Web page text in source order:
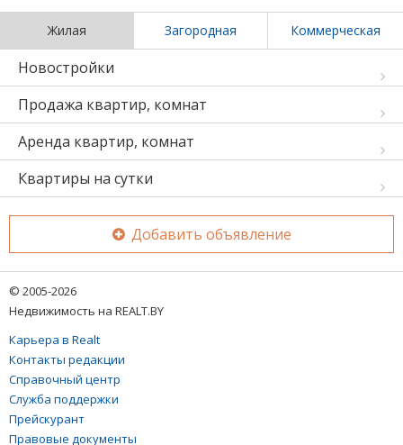
Жилая Загородная Коммерческая
Новостройки
Продажа квартир, комнат
Аренда квартир, комнат
Квартиры на сутки
Добавить объявление
© 2005-2026
Недвижимость на REALT.BY
Карьера в Realt
Контакты редакции
Справочный центр
Служба поддержки
Прейскурант
Правовые документы